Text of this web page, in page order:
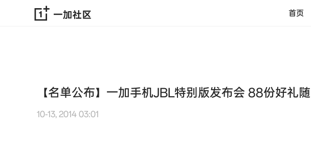
首页
【名单公布】一加手机JBL特别版发布会 88份好礼
10-13, 2014 03:01